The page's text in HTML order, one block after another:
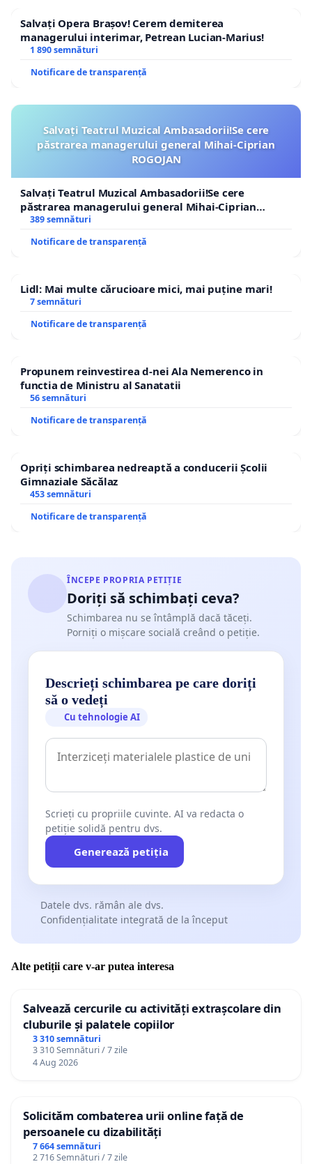
Salvați Opera Brașov! Cerem demiterea
managerului interimar, Petrean Lucian-Marius!
1 890 semnături
Notificare de transparență
Salvați Teatrul Muzical Ambasadorii!Se cere
păstrarea managerului general Mihai-Ciprian
ROGOJAN
Salvați Teatrul Muzical Ambasadorii!Se cere
păstrarea managerului general Mihai-Ciprian
ROGOJAN
389 semnături
Notificare de transparență
Lidl: Mai multe cărucioare mici, mai puține mari!
7 semnături
Notificare de transparență
Propunem reinvestirea d-nei Ala Nemerenco in
functia de Ministru al Sanatatii
56 semnături
Notificare de transparență
Opriți schimbarea nedreaptă a conducerii Școlii
Gimnaziale Săcălaz
453 semnături
Notificare de transparență
ÎNCEPE PROPRIA PETIȚIE
Doriți să schimbați ceva?
Schimbarea nu se întâmplă dacă tăceți.
Porniți o mișcare socială creând o petiție.
Descrieți schimbarea pe care doriți
să o vedeți
Cu tehnologie AI
Scrieți cu propriile cuvinte. AI va redacta o
petiție solidă pentru dvs.
Generează petiția
Datele dvs. rămân ale dvs.
Confidențialitate integrată de la început
Alte petiții care v-ar putea interesa
Salvează cercurile cu activități extrașcolare din
cluburile și palatele copiilor
3 310 semnături
3 310 Semnături / 7 zile
4 Aug 2026
Solicităm combaterea urii online față de
persoanele cu dizabilități
7 664 semnături
2 716 Semnături / 7 zile